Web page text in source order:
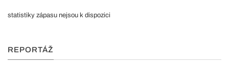
statistiky zápasu nejsou k dispozici
REPORTÁŽ